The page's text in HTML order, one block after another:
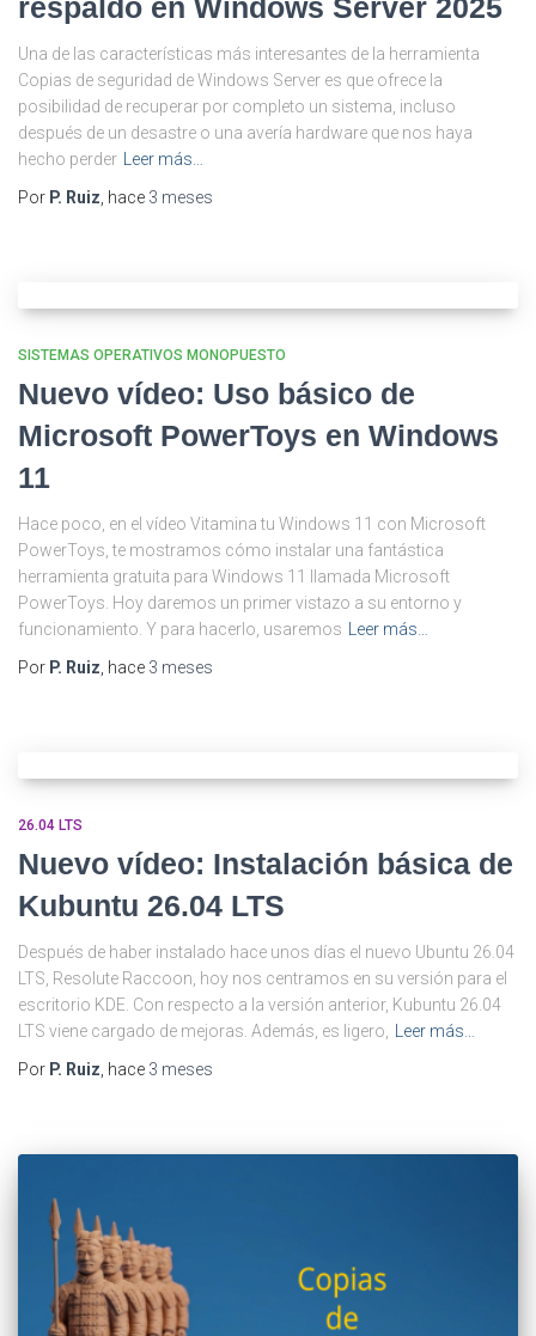
respaldo en Windows Server 2025
Una de las características más interesantes de la herramienta
Copias de seguridad de Windows Server es que ofrece la
posibilidad de recuperar por completo un sistema, incluso
después de un desastre o una avería hardware que nos haya
hecho perder
Leer más…
Por P. Ruiz , hace 3 meses
SISTEMAS OPERATIVOS MONOPUESTO
Nuevo vídeo: Uso básico de
Microsoft PowerToys en Windows
11
Hace poco, en el vídeo Vitamina tu Windows 11 con Microsoft
PowerToys, te mostramos cómo instalar una fantástica
herramienta gratuita para Windows 11 llamada Microsoft
PowerToys. Hoy daremos un primer vistazo a su entorno y
funcionamiento. Y para hacerlo, usaremos
Leer más…
Por P. Ruiz , hace 3 meses
26.04 LTS
Nuevo vídeo: Instalación básica de
Kubuntu 26.04 LTS
Después de haber instalado hace unos días el nuevo Ubuntu 26.04
LTS, Resolute Raccoon, hoy nos centramos en su versión para el
escritorio KDE. Con respecto a la versión anterior, Kubuntu 26.04
LTS viene cargado de mejoras. Además, es ligero,
Leer más…
Por P. Ruiz , hace 3 meses